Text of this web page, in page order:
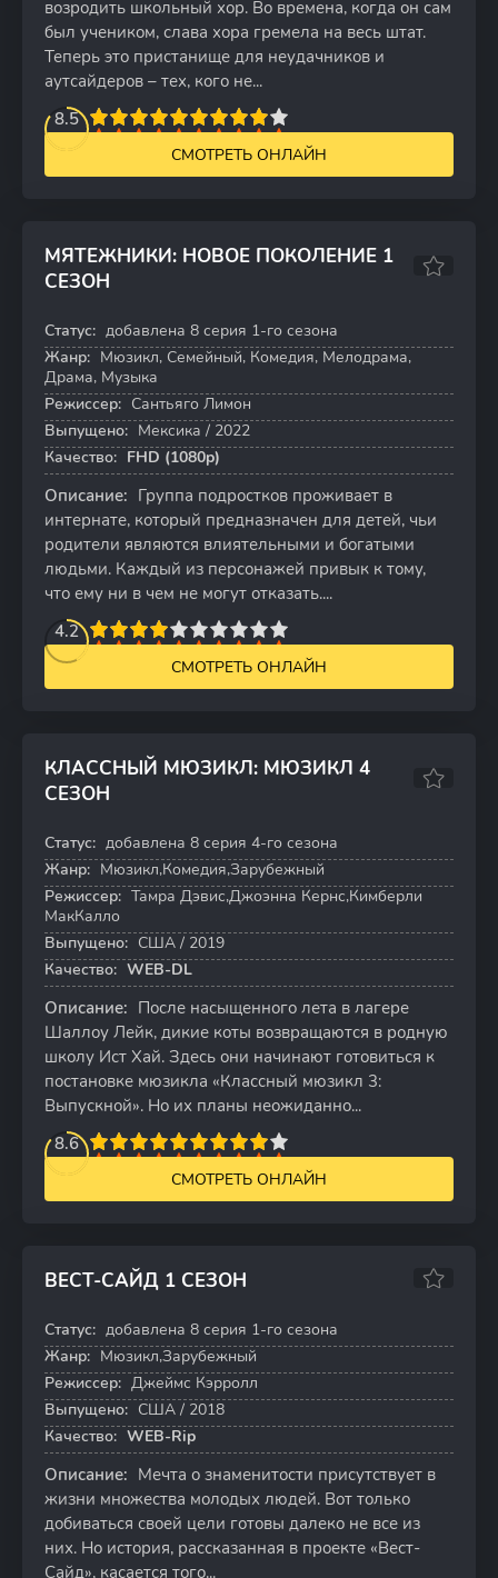
возродить школьный хор. Во времена, когда он сам
был учеником, слава хора гремела на весь штат.
Теперь это пристанище для неудачников и
аутсайдеров – тех, кого не...
8.5
4 5 6 7 8 9 10
СМОТРЕТЬ ОНЛАЙН
МЯТЕЖНИКИ: НОВОЕ ПОКОЛЕНИЕ 1
СЕЗОН
8 серий
Статус: добавлена 8 серия 1-го сезона
Жанр: Мюзикл, Семейный, Комедия, Мелодрама,
Драма, Музыка
Режиссер: Сантьяго Лимон
Выпущено: Мексика / 2022
Качество: FHD (1080p)
Описание: Группа подростков проживает в
интернате, который предназначен для детей, чьи
родители являются влиятельными и богатыми
людьми. Каждый из персонажей привык к тому,
что ему ни в чем не могут отказать....
4.2
5 6 7 8 9 10
СМОТРЕТЬ ОНЛАЙН
КЛАССНЫЙ МЮЗИКЛ: МЮЗИКЛ 4
СЕЗОН
8 серий
Статус: добавлена 8 серия 4-го сезона
Жанр: Мюзикл,Комедия,Зарубежный
Режиссер: Тамра Дэвис,Джоэнна Кернс,Кимберли
МакКалло
Выпущено: США / 2019
Качество: WEB-DL
Описание: После насыщенного лета в лагере
Шаллоу Лейк, дикие коты возвращаются в родную
школу Ист Хай. Здесь они начинают готовиться к
постановке мюзикла «Классный мюзикл 3:
Выпускной». Но их планы неожиданно...
8.6
4 5 6 7 8 9 10
СМОТРЕТЬ ОНЛАЙН
ВЕСТ-САЙД 1 СЕЗОН
8 серий
6.0
Статус: добавлена 8 серия 1-го сезона
Жанр: Мюзикл,Зарубежный
Режиссер: Джеймс Кэрролл
Выпущено: США / 2018
Качество: WEB-Rip
Описание: Мечта о знаменитости присутствует в
жизни множества молодых людей. Вот только
добиваться своей цели готовы далеко не все из
них. Но история, рассказанная в проекте «Вест-
Сайд», касается того...